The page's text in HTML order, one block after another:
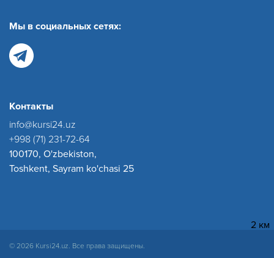
2 км
Мы в социальных сетях:
Контакты
info@kursi24.uz
+998 (71) 231-72-64
100170, O'zbekiston,
Toshkent, Sayram ko'chasi 25
© 2026 Kursi24.uz. Все права защищены.